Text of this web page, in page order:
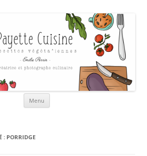
Menu Aller au contenu
: PORRIDGE